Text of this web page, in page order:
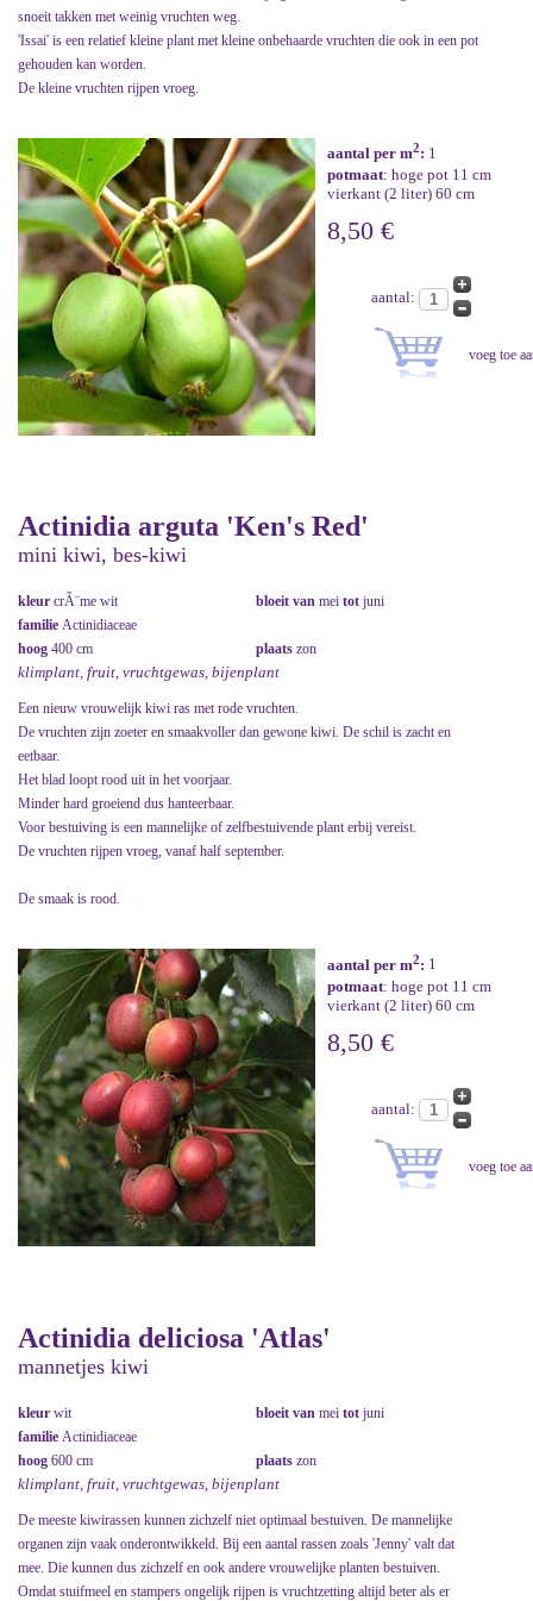
snoeit takken met weinig vruchten weg.
'Issai' is een relatief kleine plant met kleine onbehaarde vruchten die ook in een pot
gehouden kan worden.
De kleine vruchten rijpen vroeg.
aantal per m2: 1
potmaat: hoge pot 11 cm
vierkant (2 liter) 60 cm
8,50 €
aantal:
Actinidia arguta 'Ken's Red'
mini kiwi, bes-kiwi
kleur crÃ¨me wit bloeit van mei tot juni
familie Actinidiaceae
hoog 400 cm plaats zon
klimplant, fruit, vruchtgewas, bijenplant
Een nieuw vrouwelijk kiwi ras met rode vruchten.
De vruchten zijn zoeter en smaakvoller dan gewone kiwi. De schil is zacht en
eetbaar.
Het blad loopt rood uit in het voorjaar.
Minder hard groeiend dus hanteerbaar.
Voor bestuiving is een mannelijke of zelfbestuivende plant erbij vereist.
De vruchten rijpen vroeg, vanaf half september.
De smaak is rood.
aantal per m2: 1
potmaat: hoge pot 11 cm
vierkant (2 liter) 60 cm
8,50 €
aantal:
Actinidia deliciosa 'Atlas'
mannetjes kiwi
kleur wit bloeit van mei tot juni
familie Actinidiaceae
hoog 600 cm plaats zon
klimplant, fruit, vruchtgewas, bijenplant
De meeste kiwirassen kunnen zichzelf niet optimaal bestuiven. De mannelijke
organen zijn vaak onderontwikkeld. Bij een aantal rassen zoals 'Jenny' valt dat
mee. Die kunnen dus zichzelf en ook andere vrouwelijke planten bestuiven.
Omdat stuifmeel en stampers ongelijk rijpen is vruchtzetting altijd beter als er